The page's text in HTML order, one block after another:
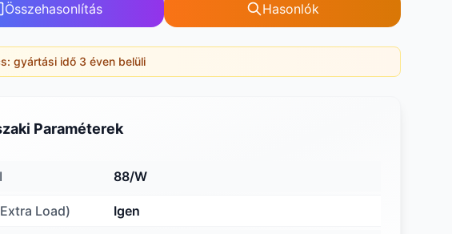
Összehasonlítás Hasonlók
gyártási idő 3 éven belüli
Paraméterek
88/W
Load) Igen